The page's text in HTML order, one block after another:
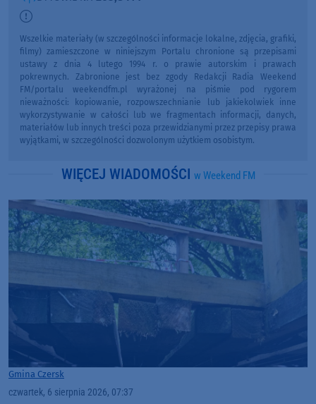
Wszelkie materiały (w szczególności informacje lokalne, zdjęcia, grafiki,
filmy) zamieszczone w niniejszym Portalu chronione są przepisami
ustawy z dnia 4 lutego 1994 r. o prawie autorskim i prawach
pokrewnych. Zabronione jest bez zgody Redakcji Radia Weekend
FM/portalu weekendfm.pl wyrażonej na piśmie pod rygorem
nieważności: kopiowanie, rozpowszechnianie lub jakiekolwiek inne
wykorzystywanie w całości lub we fragmentach informacji, danych,
materiałów lub innych treści poza przewidzianymi przez przepisy prawa
wyjątkami, w szczególności dozwolonym użytkiem osobistym.
WIĘCEJ WIADOMOŚCI w Weekend FM
Gmina Czersk
czwartek, 6 sierpnia 2026, 07:37